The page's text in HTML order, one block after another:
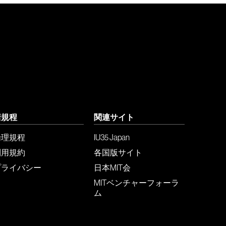
程
規程
規約
イバシー
関連サイト
IU35 Japan
各国版サイト
日本MIT会
MITベンチャーフォーラ
ム